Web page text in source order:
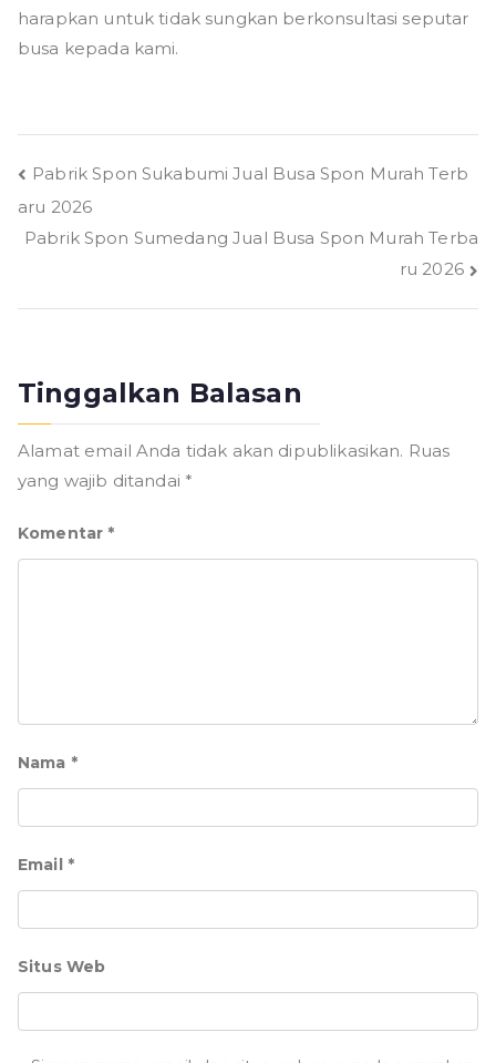
harapkan untuk tidak sungkan berkonsultasi seputar
busa kepada kami.
Navigasi
pos
Pabrik Spon Sukabumi Jual Busa Spon Murah Terb
aru 2026
Pabrik Spon Sumedang Jual Busa Spon Murah Terba
ru 2026
Tinggalkan Balasan
Alamat email Anda tidak akan dipublikasikan. Ruas
yang wajib ditandai *
Komentar *
Nama *
Email *
Situs Web